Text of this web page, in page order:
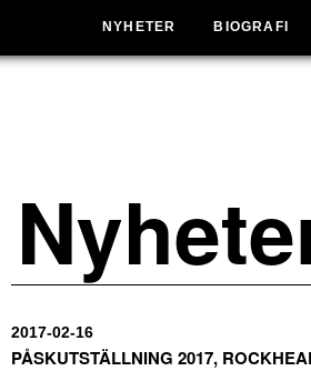
NYHETER BIOGRAFI
2017-02-16
PÅSKUTSTÄLLNING 2017,